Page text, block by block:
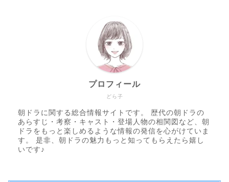
どら子
プロフィール
朝ドラに関する総合情報サイトです。 歴代の朝ドラの
あらすじ・考察・キャスト・登場人物の相関図など、朝
ドラをもっと楽しめるような情報の発信を心がけていま
す。 是非、朝ドラの魅力もっと知ってもらえたら嬉し
いです♪